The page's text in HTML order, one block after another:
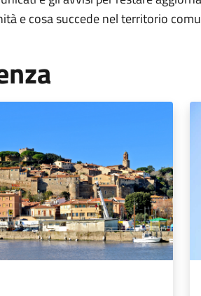
e cosa succede nel territorio